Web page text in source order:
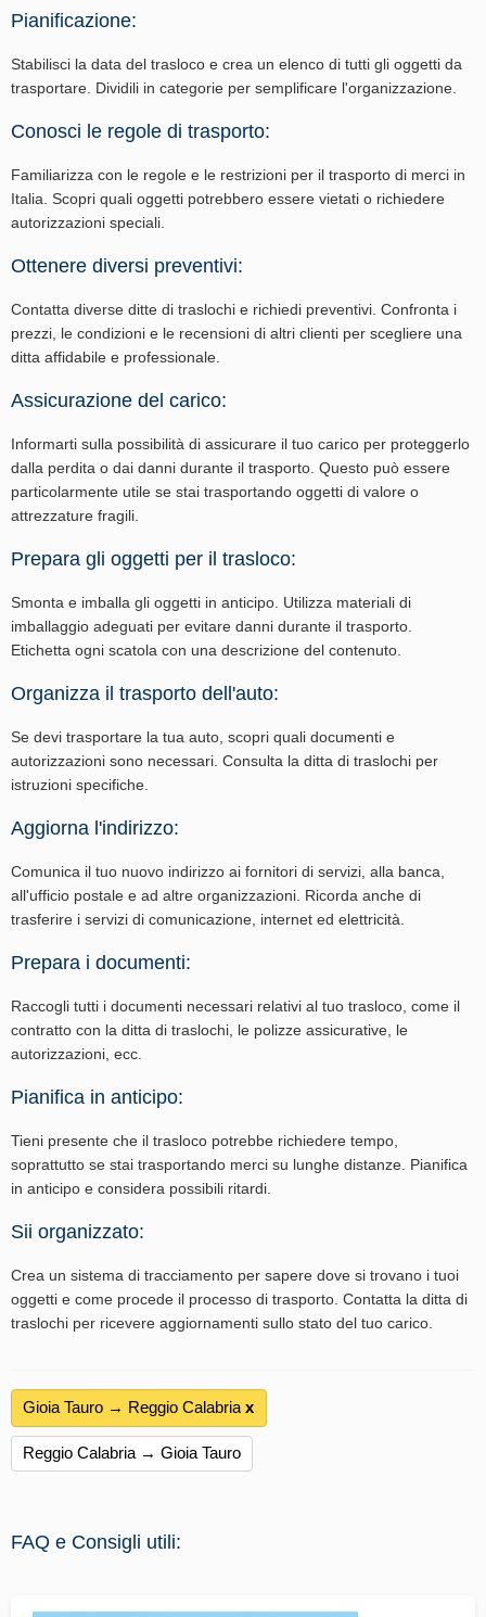
Pianificazione:
Stabilisci la data del trasloco e crea un elenco di tutti gli oggetti da
trasportare. Dividili in categorie per semplificare l'organizzazione.
Conosci le regole di trasporto:
Familiarizza con le regole e le restrizioni per il trasporto di merci in
Italia. Scopri quali oggetti potrebbero essere vietati o richiedere
autorizzazioni speciali.
Ottenere diversi preventivi:
Contatta diverse ditte di traslochi e richiedi preventivi. Confronta i
prezzi, le condizioni e le recensioni di altri clienti per scegliere una
ditta affidabile e professionale.
Assicurazione del carico:
Informarti sulla possibilità di assicurare il tuo carico per proteggerlo
dalla perdita o dai danni durante il trasporto. Questo può essere
particolarmente utile se stai trasportando oggetti di valore o
attrezzature fragili.
Prepara gli oggetti per il trasloco:
Smonta e imballa gli oggetti in anticipo. Utilizza materiali di
imballaggio adeguati per evitare danni durante il trasporto.
Etichetta ogni scatola con una descrizione del contenuto.
Organizza il trasporto dell'auto:
Se devi trasportare la tua auto, scopri quali documenti e
autorizzazioni sono necessari. Consulta la ditta di traslochi per
istruzioni specifiche.
Aggiorna l'indirizzo:
Comunica il tuo nuovo indirizzo ai fornitori di servizi, alla banca,
all'ufficio postale e ad altre organizzazioni. Ricorda anche di
trasferire i servizi di comunicazione, internet ed elettricità.
Prepara i documenti:
Raccogli tutti i documenti necessari relativi al tuo trasloco, come il
contratto con la ditta di traslochi, le polizze assicurative, le
autorizzazioni, ecc.
Pianifica in anticipo:
Tieni presente che il trasloco potrebbe richiedere tempo,
soprattutto se stai trasportando merci su lunghe distanze. Pianifica
in anticipo e considera possibili ritardi.
Sii organizzato:
Crea un sistema di tracciamento per sapere dove si trovano i tuoi
oggetti e come procede il processo di trasporto. Contatta la ditta di
traslochi per ricevere aggiornamenti sullo stato del tuo carico.
Gioia Tauro → Reggio Calabria х
Reggio Calabria → Gioia Tauro
FAQ e Consigli utili: